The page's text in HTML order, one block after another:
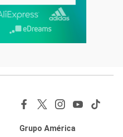
Grupo América